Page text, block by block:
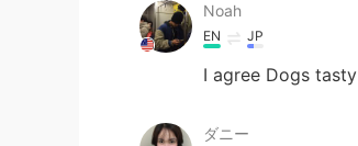
Noah
EN JP
I agree Dogs tasty
ダニー